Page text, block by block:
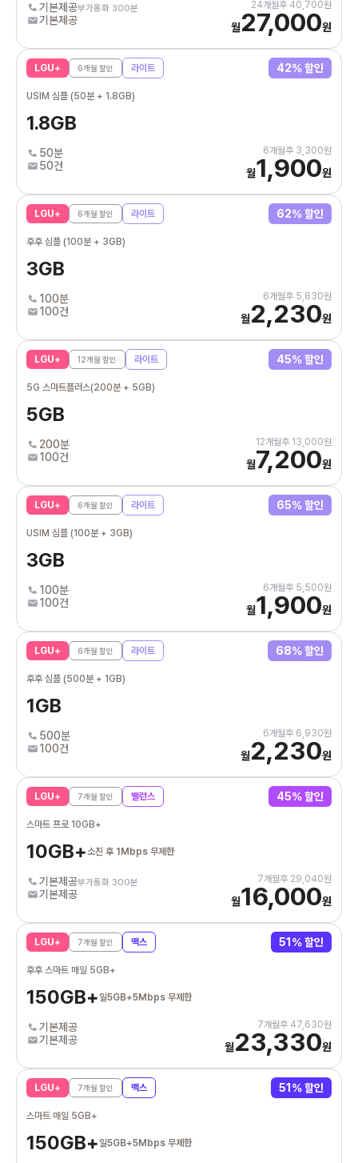
기본제공부가통화 300분
기본제공
24개월후 40,700원
월27,000원
LGU+ 6개월 할인 라이트 42% 할인
USIM 심플 (50분 + 1.8GB)
1.8GB
50분
50건
6개월후 3,300원
월1,900원
LGU+ 6개월 할인 라이트 62% 할인
후후 심플 (100분 + 3GB)
3GB
100분
100건
6개월후 5,830원
월2,230원
LGU+ 12개월 할인 라이트 45% 할인
5G 스마트플러스(200분 + 5GB)
5GB
200분
100건
12개월후 13,000원
월7,200원
LGU+ 6개월 할인 라이트 65% 할인
USIM 심플 (100분 + 3GB)
3GB
100분
100건
6개월후 5,500원
월1,900원
LGU+ 6개월 할인 라이트 68% 할인
후후 심플 (500분 + 1GB)
1GB
500분
100건
6개월후 6,930원
월2,230원
LGU+ 7개월 할인 밸런스 45% 할인
스마트 프로 10GB+
10GB+소진 후 1Mbps 무제한
기본제공부가통화 300분
기본제공
7개월후 29,040원
월16,000원
LGU+ 7개월 할인 맥스 51 % 할인
후후 스마트 매일 5GB+
150GB+ 일5GB+5Mbps 무제한
기본제공
기본제공
7개월후 47,630원
월23,330원
LGU+ 7개월 할인 맥스 51 % 할인
스마트 매일 5GB+
150GB+ 일5GB+5Mbps 무제한